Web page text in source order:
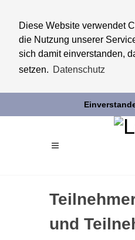
Diese Website verwendet
die Nutzung unserer
sich damit einverstanden,
setzen. Datenschutz
und